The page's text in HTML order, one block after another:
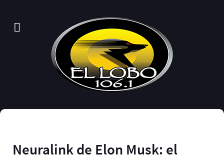
Neuralink de Elon Musk: el